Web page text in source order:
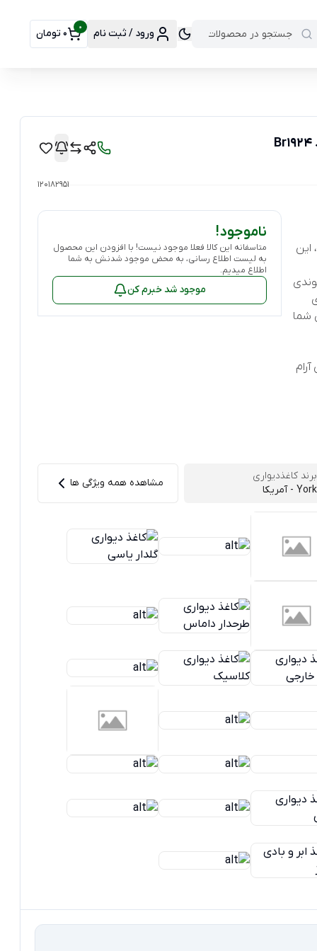
ورود / ثبت نام 0 0 تومان
120182951
این
شما
ناموجود!
متاسفانه این کالا فعلا موجود نیست! با افزودن این محصول
به لیست اطلاع رسانی، به محض موجود شدنش به شما
اطلاع میدیم.
موجود شد خبرم کن
برند کاغذدیواری
York - آمریکا
مشاهده همه ویژگی ها